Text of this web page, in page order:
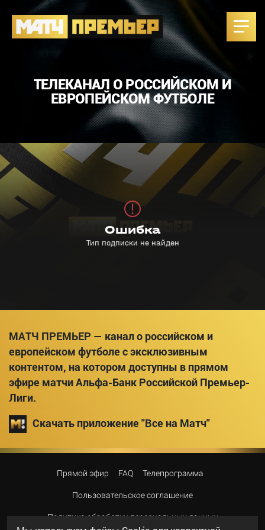
ТЕЛЕКАНАЛ О РОССИЙСКОМ И
ЕВРОПЕЙСКОМ ФУТБОЛЕ
МАТЧ ПРЕМЬЕР — канал о российском и
европейском футболе с эксклюзивным
контентом, на котором доступны в прямом
эфире матчи Альфа-Банк Российской Премьер-
Лиги.
Скачать приложение "Все на Матч"
Прямой эфир FAQ Телепрограмма
Пользовательское соглашение
Политика обработки персональных данных